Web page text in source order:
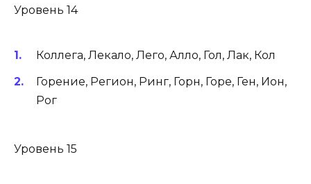
Уровень 14
Коллега, Лекало, Лего, Алло, Гол, Лак, Кол
Горение, Регион, Ринг, Горн, Горе, Ген, Ион,
Рог
Уровень 15